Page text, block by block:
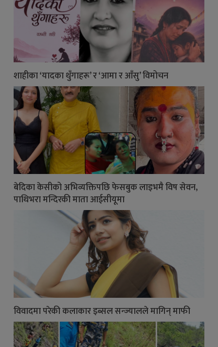
शाहीका ‘यादका थुँगाहरू’ र ‘आमा र आँसु’ विमोचन
बेदिका केसीको अभिव्यक्तिपछि फेसबुक लाइभमै विष सेवन,
पाथिभरा मन्दिरकी माता आईसीयूमा
विवादमा परेकी कलाकार इब्सल सन्ज्यालले मागिन् माफी